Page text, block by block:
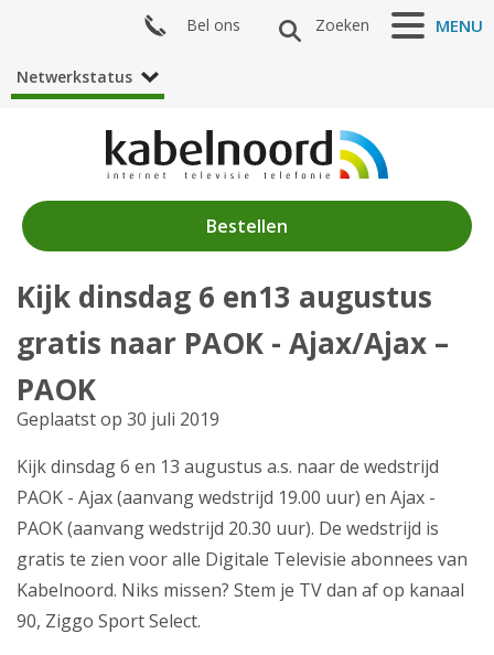
Nieuws
Algemeen
Acties
Zenderaanbod
Producten
Klantenservice
Mijn Kabelnoord
Bestellen
MENU
Zoeken
Bel ons
Netwerkstatus
Kijk dinsdag 6 en13 augustus
gratis naar PAOK - Ajax/Ajax –
PAOK
Geplaatst op 30 juli 2019
Kijk dinsdag 6 en 13 augustus a.s. naar de wedstrijd
PAOK - Ajax (aanvang wedstrijd 19.00 uur) en Ajax -
PAOK (aanvang wedstrijd 20.30 uur). De wedstrijd is
gratis te zien voor alle Digitale Televisie abonnees van
Kabelnoord. Niks missen? Stem je TV dan af op kanaal
90, Ziggo Sport Select.